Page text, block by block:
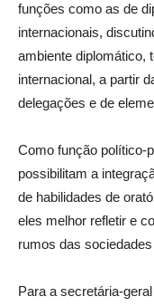
funções como as de
internacionais,
ambiente diplomático,
internacional, a partir
delegações e de
Como função político-
possibilitam a
de habilidades de
eles melhor refletir e
rumos das
Para a secretária-